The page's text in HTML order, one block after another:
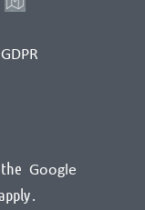
Google
.